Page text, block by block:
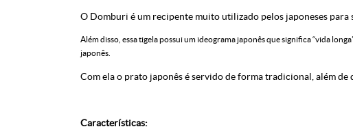
O Domburi é um recipente muito utilizado pelos japoneses para
Além disso, essa tigela possui um ideograma japonês que significa “vida
japonês.
Com ela o prato japonês é servido de forma tradicional, além de
Características: